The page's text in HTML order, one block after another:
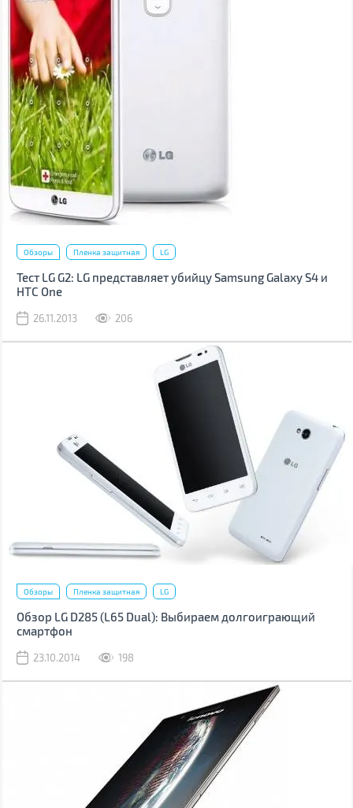
Обзоры Пленка защитная LG
Тест LG G2: LG представляет убийцу Samsung Galaxy S4 и
HTC One
26.11.2013 206
Обзоры Пленка защитная LG
Обзор LG D285 (L65 Dual): Выбираем долгоиграющий
смартфон
23.10.2014 198